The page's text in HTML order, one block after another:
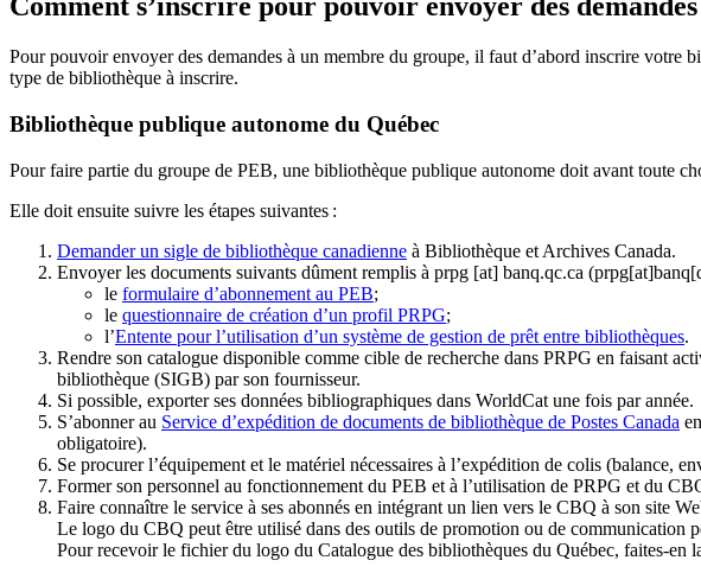
Comment s’inscrire pour pouvoir envoyer des
Pour pouvoir envoyer des demandes à un membre du groupe, il faut d’abord inscrire
type de bibliothèque à inscrire.
Bibliothèque publique autonome du Québec
Pour faire partie du groupe de PEB, une bibliothèque publique autonome doit avant toute
Elle doit ensuite suivre les étapes suivantes :
Demander un sigle de bibliothèque canadienne à Bibliothèque et Archives Canada.
Envoyer les documents suivants dûment remplis à prpg [at] banq.qc.ca
le formulaire d’abonnement au PEB;
le questionnaire de création d’un profil PRPG;
l’Entente pour l’utilisation d’un système de gestion de prêt entre bibliothèques.
Rendre son catalogue disponible comme cible de recherche dans PRPG en faisant
bibliothèque (SIGB) par son fournisseur.
Si possible, exporter ses données bibliographiques dans WorldCat une fois par année.
S’abonner au Service d’expédition de documents de bibliothèque de Postes Canada
obligatoire).
Se procurer l’équipement et le matériel nécessaires à l’expédition de colis (balance,
Former son personnel au fonctionnement du PEB et à l’utilisation de PRPG et du
Faire connaître le service à ses abonnés en intégrant un lien vers le CBQ à son site
Le logo du CBQ peut être utilisé dans des outils de promotion ou de communication
Pour recevoir le fichier du logo du Catalogue des bibliothèques du Québec, faites-en